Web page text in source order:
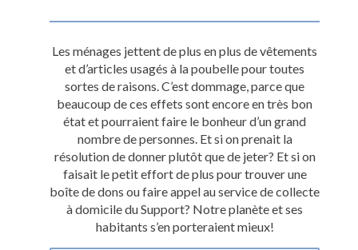
Les ménages jettent de plus en plus de vêtements
et d’articles usagés à la poubelle pour toutes
sortes de raisons. C’est dommage, parce que
beaucoup de ces effets sont encore en très bon
état et pourraient faire le bonheur d’un grand
nombre de personnes. Et si on prenait la
résolution de donner plutôt que de jeter? Et si on
faisait le petit effort de plus pour trouver une
boîte de dons ou faire appel au service de collecte
à domicile du Support? Notre planète et ses
habitants s’en porteraient mieux!